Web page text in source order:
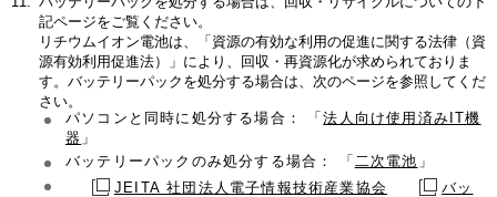
記ページをご覧ください。
リチウムイオン電池は、「資源の有効な利用の促進に関する法律（資
源有効利用促進法）」により、回収・再資源化が求められておりま
す。バッテリーパックを処分する場合は、次のページを参照してくだ
さい。
パソコンと同時に処分する場合： 「法人向け使用済みIT機
器 」
バッテリーパックのみ処分する場合： 「 二次電池 」
JEITA 社団法人電子情報技術産業協会
バッ